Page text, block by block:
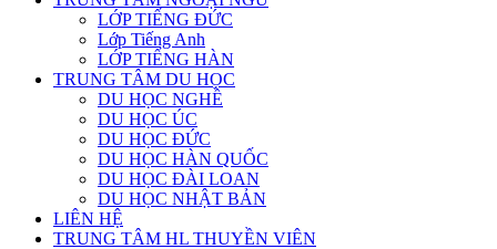
LỚP TIẾNG ĐỨC
Lớp Tiếng Anh
LỚP TIẾNG HÀN
TRUNG TÂM DU HỌC
DU HỌC NGHỀ
DU HỌC ÚC
DU HỌC ĐỨC
DU HỌC HÀN QUỐC
DU HỌC ĐÀI LOAN
DU HỌC NHẬT BẢN
LIÊN HỆ
TRUNG TÂM HL THUYỀN VIÊN